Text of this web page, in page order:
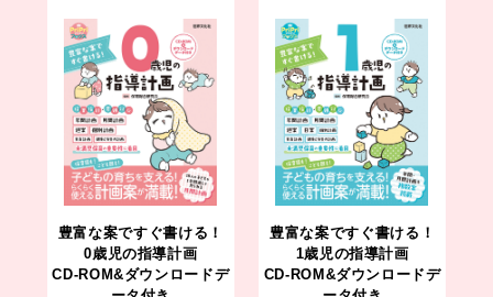
豊富な案ですぐ書ける！
0歳児の指導計画
CD-ROM&ダウンロードデ
豊富な案ですぐ書ける！
1歳児の指導計画
CD-ROM&ダウンロードデ